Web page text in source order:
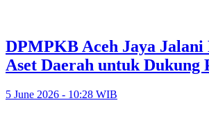
DPMPKB Aceh Jaya Jalani
Aset Daerah untuk Dukung
5 June 2026 - 10:28 WIB